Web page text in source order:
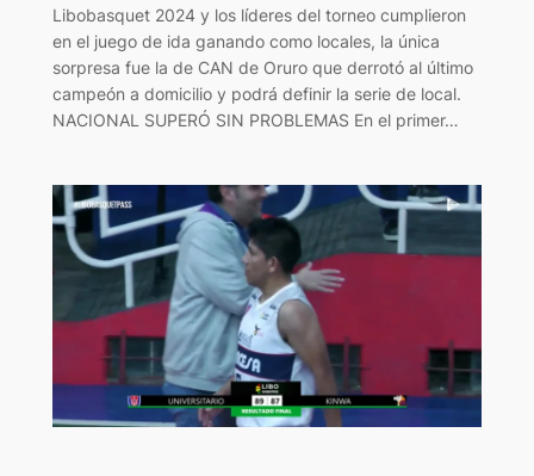
Libobasquet 2024 y los líderes del torneo cumplieron
en el juego de ida ganando como locales, la única
sorpresa fue la de CAN de Oruro que derrotó al último
campeón a domicilio y podrá definir la serie de local.
NACIONAL SUPERÓ SIN PROBLEMAS En el primer…